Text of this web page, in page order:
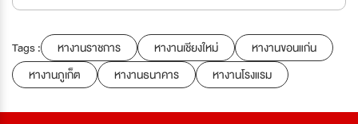
Tags : หางานราชการ หางานเชียงใหม่
หางานขอนแก่น
หางานภูเก็ต
หางานธนาคาร หางานโรงแรม